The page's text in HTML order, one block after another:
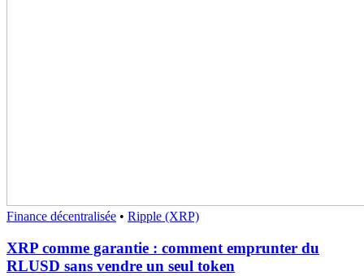
Finance décentralisée • Ripple (XRP)
XRP comme garantie : comment emprunter du
RLUSD sans vendre un seul token